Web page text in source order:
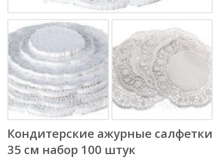
Кондитерские ажурные салфетки
35 см набор 100 штук